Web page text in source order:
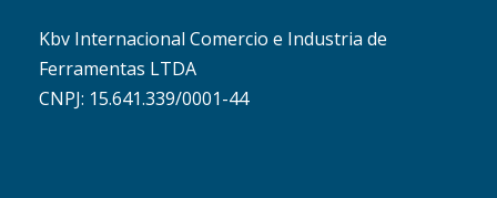
Kbv Internacional Comercio e Industria de
Ferramentas LTDA
CNPJ: 15.641.339/0001-44